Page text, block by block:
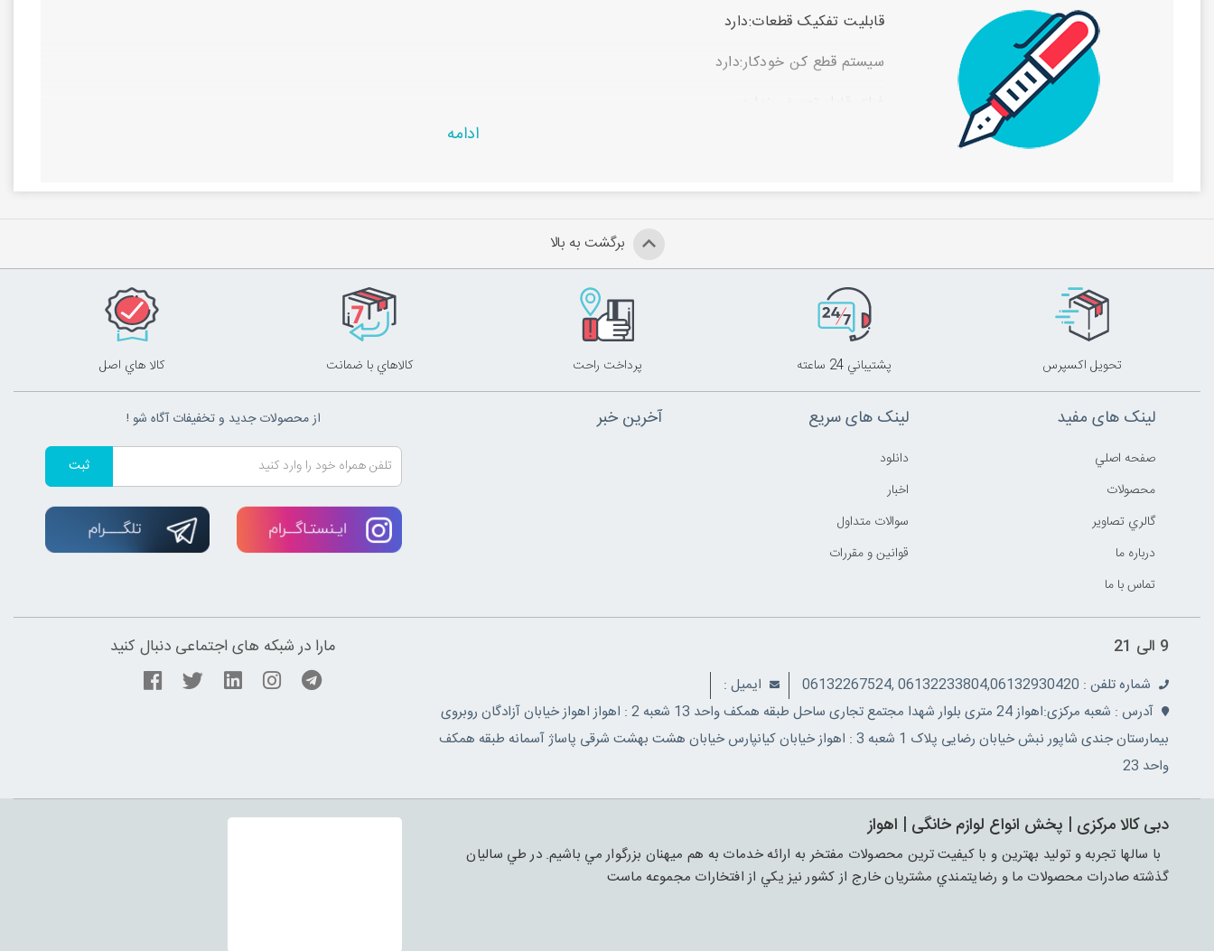
قابلیت تفکیک قطعات:دارد
سیستم قطع کن خودکار:دارد
تنظیم درجه حرارت و زمان
مشاهده این محصول در
ادامه
برگشت به بالا
تحويل اکسپرس پشتيباني 24 ساعته پرداخت راحت کالاهاي با ضمانت کالا هاي اصل
لینک های مفید
صفحه اصلي
محصولات
گالري تصاوير
درباره ما
تماس با ما
لینک های سریع
دانلود
اخبار
سوالات متداول
قوانين و مقررات
آخرین خبر از محصولات جدید و تخفیفات آگاه شو !
ثبت
9 الی 21
شماره تلفن : 06132233804,06132930420 ,06132267524
ايميل :
آدرس : شعبه مرکزی:اهواز 24 متری بلوار شهدا مجتمع تجاری ساحل طبقه همکف واحد 13 شعبه 2 : اهواز اهواز خیابان آزادگان روبروی
بیمارستان جندی شاپور نبش خیابان رضایی پلاک 1 شعبه 3 : اهواز خیابان کیانپارس خیابان هشت بهشت شرقی پاساژ آسمانه طبقه همکف
واحد 23
مارا در شبکه های اجتماعی دنبال کنید
دبی کالا مرکزی | پخش انواع لوازم خانگی | اهواز
با سالها تجربه و توليد بهترين و با کيفيت ترين محصولات مفتخر به ارائه خدمات به هم ميهنان بزرگوار مي باشيم. در طي ساليان
گذشته صادرات محصولات ما و رضايتمندي مشتريان خارج از کشور نيز يکي از افتخارات مجموعه ماست